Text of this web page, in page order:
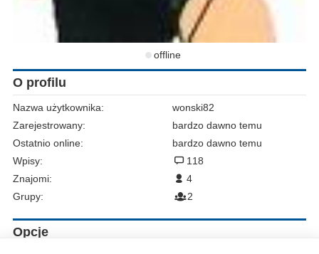
offline
O profilu
Nazwa użytkownika:
wonski82
Zarejestrowany:
bardzo dawno temu
Ostatnio online:
bardzo dawno temu
Wpisy:
118
Znajomi:
4
Grupy:
2
Opcje